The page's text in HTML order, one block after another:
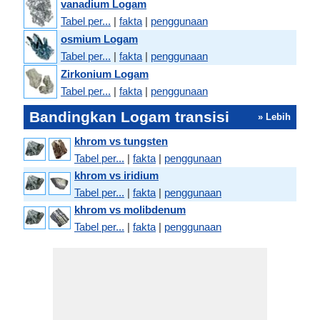
vanadium Logam
Tabel per... | fakta | penggunaan
osmium Logam
Tabel per... | fakta | penggunaan
Zirkonium Logam
Tabel per... | fakta | penggunaan
Bandingkan Logam transisi » Lebih
khrom vs tungsten
Tabel per... | fakta | penggunaan
khrom vs iridium
Tabel per... | fakta | penggunaan
khrom vs molibdenum
Tabel per... | fakta | penggunaan